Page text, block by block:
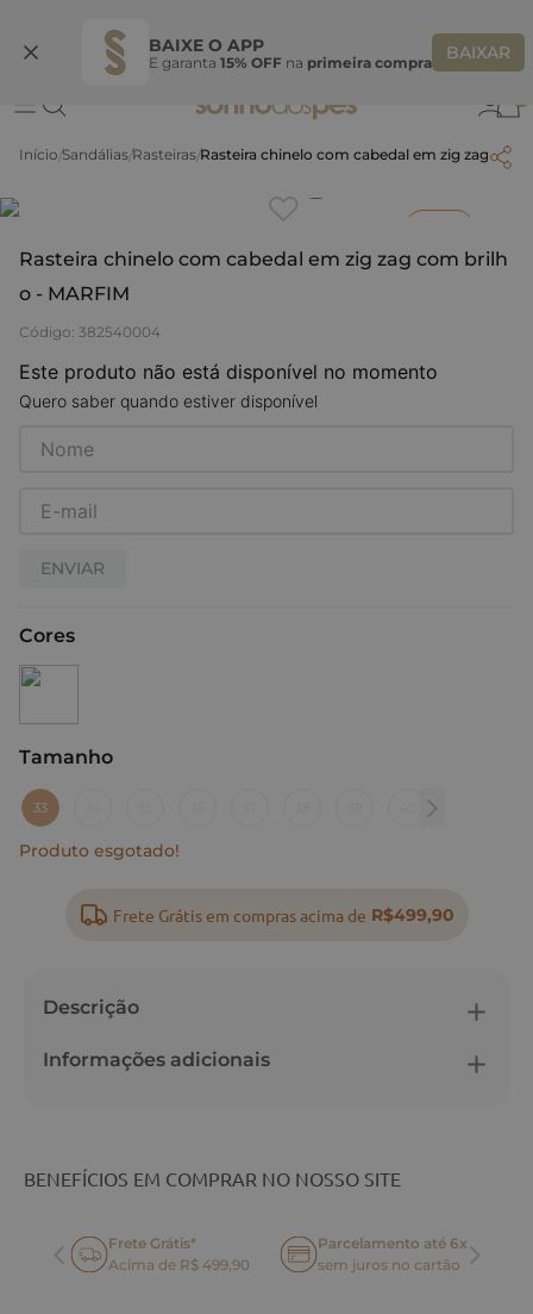
BAIXE O APP
E garanta 15% OFF na primeira compra BAIXAR
Ganhe 10% OFF na coleção utilizando o código do seu vendedor*
Sandálias Rasteiras Rasteira chinelo com cabedal em zig zag com
Rasteira chinelo com cabedal em zig zag com brilh
o - MARFIM
Código: 382540004
Este produto não está disponível no momento
Quero saber quando estiver disponível
ENVIAR
Cores
Tamanho
: 33
33
Produto esgotado!
Frete Grátis em compras acima de R$499,90
Descrição
Informações adicionais
BENEFÍCIOS EM COMPRAR NO NOSSO SITE
Frete Grátis*
Acima de R$ 499,90
Parcelamento até 6x
sem juros no cartão